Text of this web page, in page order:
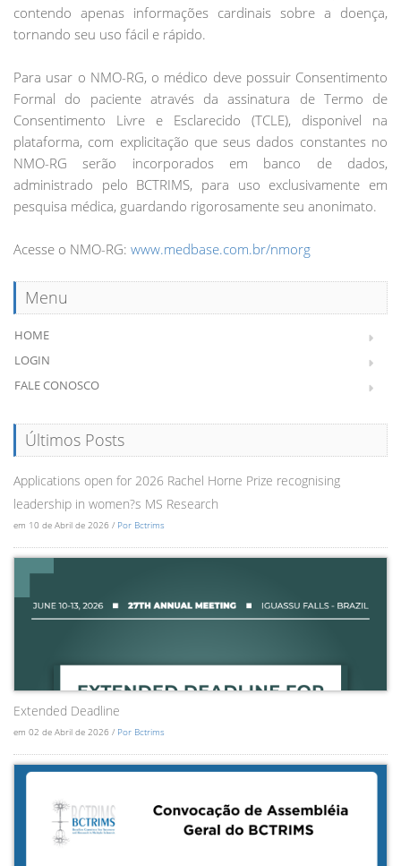
contendo apenas informações cardinais sobre a doença,
tornando seu uso fácil e rápido.
Para usar o NMO-RG, o médico deve possuir Consentimento
Formal do paciente através da assinatura de Termo de
Consentimento Livre e Esclarecido (TCLE), disponivel na
plataforma, com explicitação que seus dados constantes no
NMO-RG serão incorporados em banco de dados,
administrado pelo BCTRIMS, para uso exclusivamente em
pesquisa médica, guardando rigorosamente seu anonimato.
Acesse o NMO-RG: www.medbase.com.br/nmorg
Menu
HOME
LOGIN
FALE CONOSCO
Últimos Posts
Applications open for 2026 Rachel Horne Prize recognising
leadership in women?s MS Research
em 10 de Abril de 2026 / Por Bctrims
Extended Deadline
em 02 de Abril de 2026 / Por Bctrims